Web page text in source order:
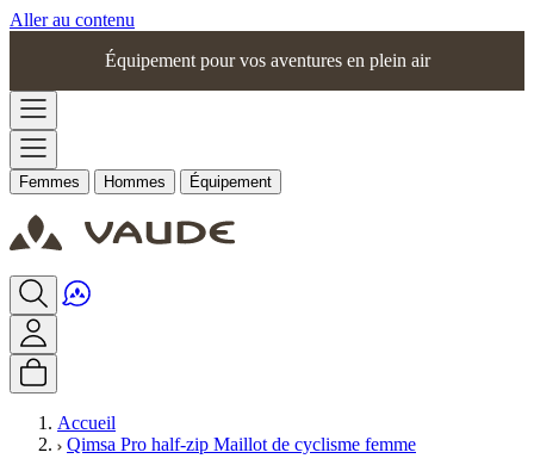
Aller au contenu
Équipement pour vos aventures en plein air
Femmes Hommes Équipement
Accueil
Qimsa Pro half-zip Maillot de cyclisme femme